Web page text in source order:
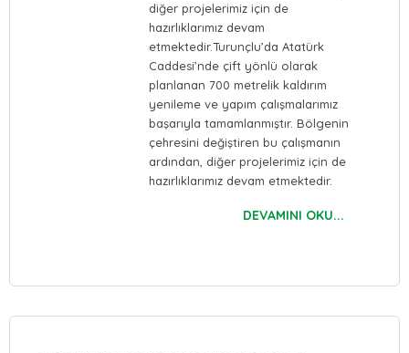
diğer projelerimiz için de
hazırlıklarımız devam
etmektedir.Turunçlu’da Atatürk
Caddesi’nde çift yönlü olarak
planlanan 700 metrelik kaldırım
yenileme ve yapım çalışmalarımız
başarıyla tamamlanmıştır. Bölgenin
çehresini değiştiren bu çalışmanın
ardından, diğer projelerimiz için de
hazırlıklarımız devam etmektedir.
DEVAMINI OKU...